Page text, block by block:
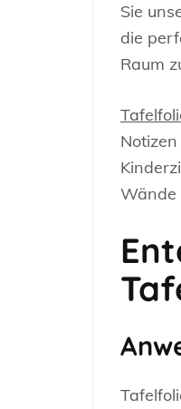
Sie
die
Raum
Wände